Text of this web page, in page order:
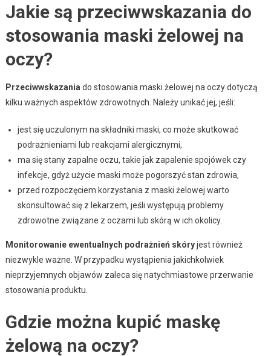
Jakie są przeciwwskazania do
stosowania maski żelowej na
oczy?
Przeciwwskazania do stosowania maski żelowej na oczy dotyczą
kilku ważnych aspektów zdrowotnych. Należy unikać jej, jeśli:
jest się uczulonym na składniki maski, co może skutkować
podrażnieniami lub reakcjami alergicznymi,
ma się stany zapalne oczu, takie jak zapalenie spojówek czy
infekcje, gdyż użycie maski może pogorszyć stan zdrowia,
przed rozpoczęciem korzystania z maski żelowej warto
skonsultować się z lekarzem, jeśli występują problemy
zdrowotne związane z oczami lub skórą w ich okolicy.
Monitorowanie ewentualnych podrażnień skóryjest również
niezwykle ważne. W przypadku wystąpienia jakichkolwiek
nieprzyjemnych objawów zaleca się natychmiastowe przerwanie
stosowania produktu.
Gdzie można kupić maskę
żelową na oczy?